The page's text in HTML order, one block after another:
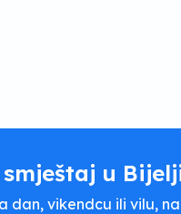
u
dan, vikendcu ili vilu,